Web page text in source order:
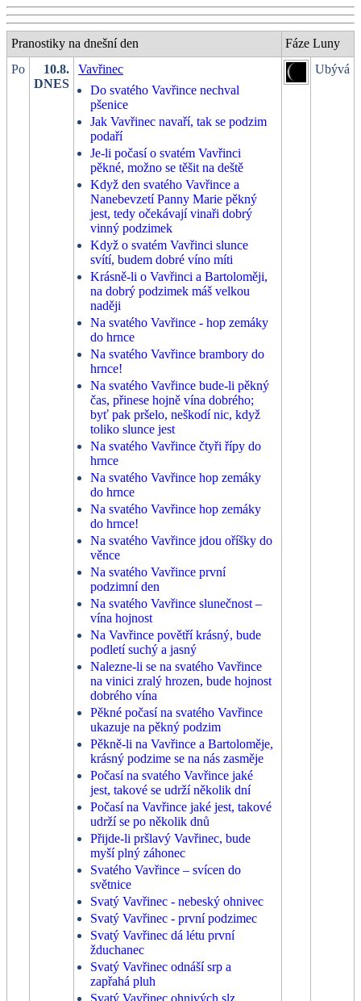
Pranostiky na dnešní den
Fáze Luny
Po
10.8.
DNES
Vavřinec
Do svatého Vavřince nechval
pšenice
Jak Vavřinec navaří, tak se podzim
podaří
Je-li počasí o svatém Vavřinci
pěkné, možno se těšit na deště
Když den svatého Vavřince a
Nanebevzetí Panny Marie pěkný
jest, tedy očekávají vinaři dobrý
vinný podzimek
Když o svatém Vavřinci slunce
svítí, budem dobré víno míti
Krásně-li o Vavřinci a Bartoloměji,
na dobrý podzimek máš velkou
naději
Na svatého Vavřince - hop zemáky
do hrnce
Na svatého Vavřince brambory do
hrnce!
Na svatého Vavřince bude-li pěkný
čas, přinese hojně vína dobrého;
byť pak pršelo, neškodí nic, když
toliko slunce jest
Na svatého Vavřince čtyři řípy do
hrnce
Na svatého Vavřince hop zemáky
do hrnce
Na svatého Vavřince hop zemáky
do hrnce!
Na svatého Vavřince jdou oříšky do
věnce
Na svatého Vavřince první
podzimní den
Na svatého Vavřince slunečnost –
vína hojnost
Na Vavřince povětří krásný, bude
podletí suchý a jasný
Nalezne-li se na svatého Vavřince
na vinici zralý hrozen, bude hojnost
dobrého vína
Pěkné počasí na svatého Vavřince
ukazuje na pěkný podzim
Pěkně-li na Vavřince a Bartoloměje,
krásný podzime se na nás zasměje
Počasí na svatého Vavřince jaké
jest, takové se udrží několik dní
Počasí na Vavřince jaké jest, takové
udrží se po několik dnů
Přijde-li pršlavý Vavřinec, bude
myší plný záhonec
Svatého Vavřince – svícen do
světnice
Svatý Vavřinec - nebeský ohnivec
Svatý Vavřinec - první podzimec
Svatý Vavřinec dá létu první
žduchanec
Svatý Vavřinec odnáší srp a
zapřahá pluh
Ubývá